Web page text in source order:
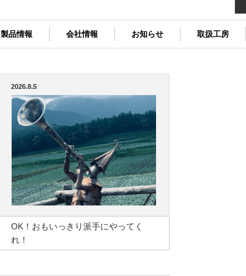
製品情報 会社情報 お知らせ 取扱工房
2026.8.5
OK！おもいっきり派手にやってく
れ！